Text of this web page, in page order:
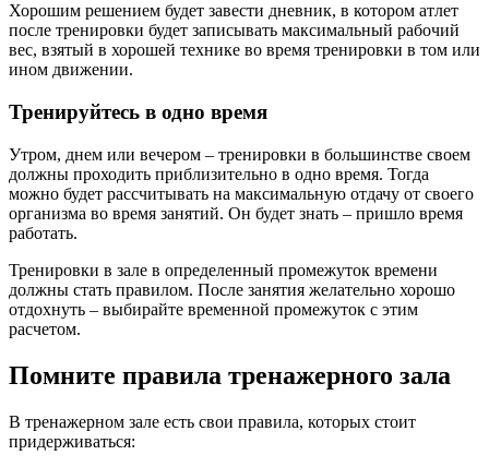
Хорошим решением будет завести дневник, в котором атлет
после тренировки будет записывать максимальный рабочий
вес, взятый в хорошей технике во время тренировки в том или
ином движении.
Тренируйтесь в одно время
Утром, днем или вечером – тренировки в большинстве своем
должны проходить приблизительно в одно время. Тогда
можно будет рассчитывать на максимальную отдачу от своего
организма во время занятий. Он будет знать – пришло время
работать.
Тренировки в зале в определенный промежуток времени
должны стать правилом. После занятия желательно хорошо
отдохнуть – выбирайте временной промежуток с этим
расчетом.
Помните правила тренажерного зала
В тренажерном зале есть свои правила, которых стоит
придерживаться: